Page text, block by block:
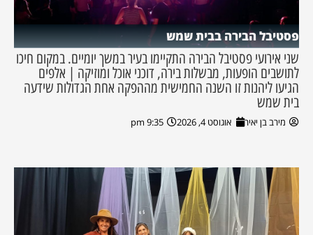
פסטיבל הבירה בבית שמש
שני אירועי פסטיבל הבירה התקיימו בעיר במשך יומיים. במקום חיכו
לתושבים הופעות, מבשלות בירה, דוכני אוכל ומוזיקה | אלפים
הגיעו ליהנות זו השנה החמישית מההפקה אחת הגדולות שידעה
בית שמש
מירב בן יאיר אוגוסט 4, 2026 9:35 pm